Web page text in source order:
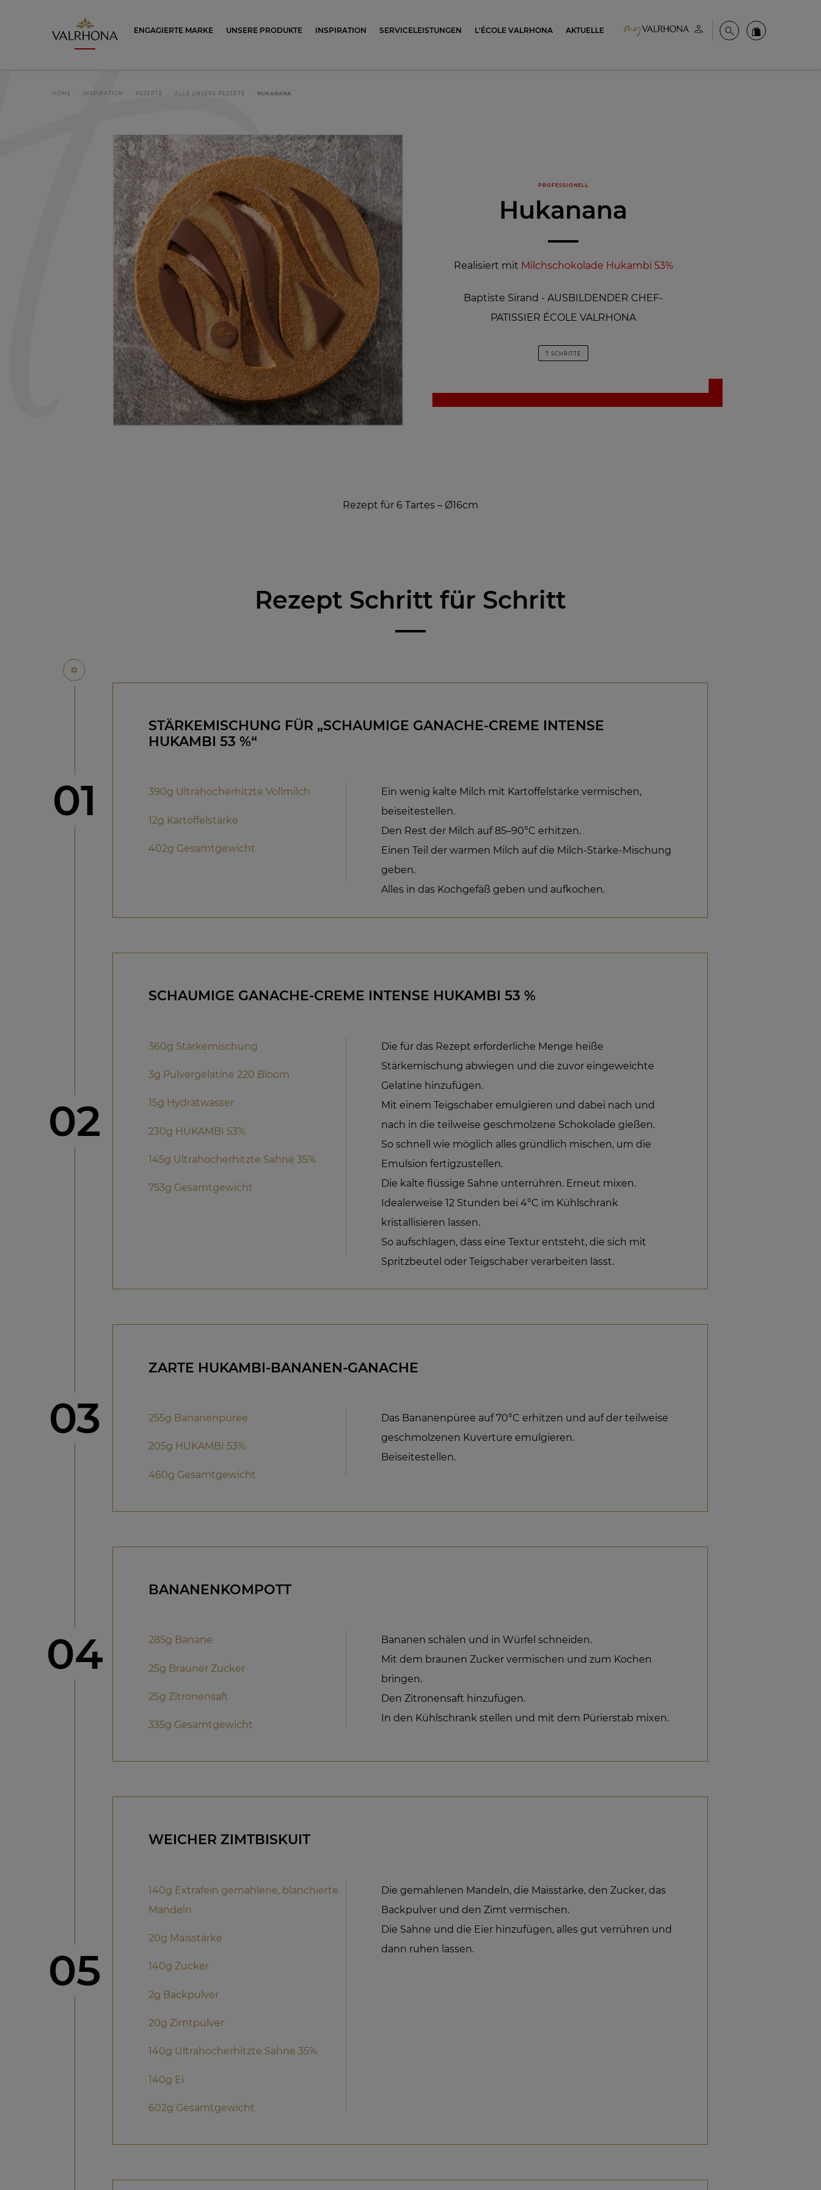
Valrhona - Imaginons le meilleur du chocolat
Mein konto SucheValrhona
ENGAGIERTE MARKE UNSERE PRODUKTE INSPIRATION SERVICELEISTUNGEN L'ÉCOLE VALRHONA AKTUELLE
HOME INSPIRATION REZEPTE ALLE UNSERE REZEPTE HUKANANA
PROFESSIONELL
Hukanana
Realisiert mit Milchschokolade Hukambi 53%
Baptiste Sirand - AUSBILDENDER CHEF-
PATISSIER ÉCOLE VALRHONA
7 SCHRITTE
Rezept für 6 Tartes – Ø16cm
Rezept Schritt für Schritt
Schritt
01
STÄRKEMISCHUNG FÜR „SCHAUMIGE GANACHE-CREME INTENSE
HUKAMBI 53 %“
390g Ultrahocherhitzte Vollmilch
12g Kartoffelstärke
402g Gesamtgewicht
Ein wenig kalte Milch mit Kartoffelstärke vermischen,
beiseitestellen.
Den Rest der Milch auf 85–90°C erhitzen.
Einen Teil der warmen Milch auf die Milch-Stärke-Mischung
geben.
Alles in das Kochgefäß geben und aufkochen.
Schritt
02
SCHAUMIGE GANACHE-CREME INTENSE HUKAMBI 53 %
360g Stärkemischung
3g Pulvergelatine 220 Bloom
15g Hydratwasser
230g HUKAMBI 53%
145g Ultrahocherhitzte Sahne 35%
753g Gesamtgewicht
Die für das Rezept erforderliche Menge heiße
Stärkemischung abwiegen und die zuvor eingeweichte
Gelatine hinzufügen.
Mit einem Teigschaber emulgieren und dabei nach und
nach in die teilweise geschmolzene Schokolade gießen.
So schnell wie möglich alles gründlich mischen, um die
Emulsion fertigzustellen.
Die kalte flüssige Sahne unterrühren. Erneut mixen.
Idealerweise 12 Stunden bei 4°C im Kühlschrank
kristallisieren lassen.
So aufschlagen, dass eine Textur entsteht, die sich mit
Spritzbeutel oder Teigschaber verarbeiten lässt.
Schritt
03
ZARTE HUKAMBI-BANANEN-GANACHE
255g Bananenpüree
205g HUKAMBI 53%
460g Gesamtgewicht
Das Bananenpüree auf 70°C erhitzen und auf der teilweise
geschmolzenen Kuvertüre emulgieren.
Beiseitestellen.
Schritt
04
BANANENKOMPOTT
285g Banane
25g Brauner Zucker
25g Zitronensaft
335g Gesamtgewicht
Bananen schälen und in Würfel schneiden.
Mit dem braunen Zucker vermischen und zum Kochen
bringen.
Den Zitronensaft hinzufügen.
In den Kühlschrank stellen und mit dem Pürierstab mixen.
Schritt
05
WEICHER ZIMTBISKUIT
140g Extrafein gemahlene, blanchierte
Mandeln
20g Maisstärke
140g Zucker
2g Backpulver
20g Zimtpulver
140g Ultrahocherhitzte Sahne 35%
140g Ei
602g Gesamtgewicht
Die gemahlenen Mandeln, die Maisstärke, den Zucker, das
Backpulver und den Zimt vermischen.
Die Sahne und die Eier hinzufügen, alles gut verrühren und
dann ruhen lassen.